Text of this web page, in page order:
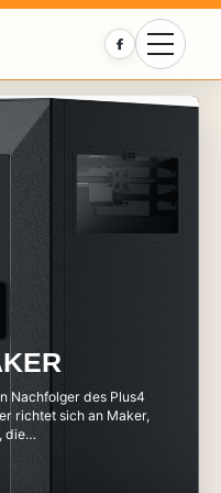
Facebook
Nachfolger des Plus4
richtet sich an Maker,
die…